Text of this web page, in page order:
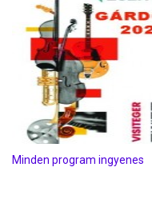
Minden program ingyenes